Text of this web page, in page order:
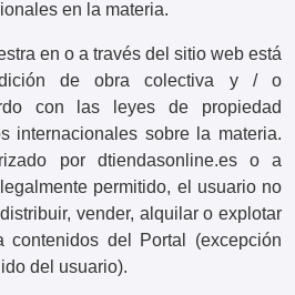
en la materia.
en o a través del sitio web está
de obra colectiva y / o
con las leyes de propiedad
internacionales sobre la materia.
por dtiendasonline.es o a
permitido, el usuario no
vender, alquilar o explotar
contenidos del Portal (excepción
del usuario).